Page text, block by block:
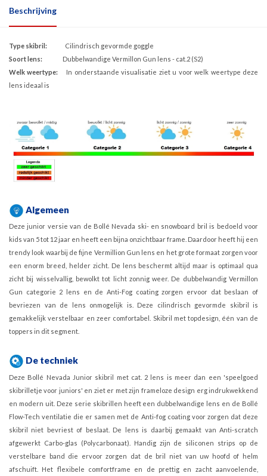
Beschrijving
Type skibril: Cilindrisch gevormde goggle
Soort lens: Dubbelwandige Vermillon Gun lens - cat.2 (S2)
Welk weertype: In onderstaande visualisatie ziet u voor welk weertype deze
lens ideaal is
Algemeen
Deze junior versie van de Bollé Nevada ski- en snowboard bril is bedoeld voor
kids van 5 tot 12 jaar en heeft een bijna onzichtbaar frame. Daardoor heeft hij een
trendy look waarbij de fijne Vermillion Gun lens en het grote formaat zorgen voor
een enorm breed, helder zicht. De lens beschermt altijd maar is optimaal qua
zicht bij wisselvallig, bewolkt tot licht zonnig weer. De dubbelwandig Vermillon
Gun categorie 2 lens en de Anti-Fog coating zorgen ervoor dat beslaan of
bevriezen van de lens onmogelijk is. Deze cilindrisch gevormde skibril is
gemakkelijk verstelbaar en zeer comfortabel. Skibril met topdesign, één van de
toppers in dit segment.
De techniek
Deze Bollé Nevada Junior skibril met cat. 2 lens is meer dan een 'speelgoed
skibrilletje voor juniors' en ziet er met zijn frameloze design erg indrukwekkend
en modern uit. Deze serie skibrillen heeft een dubbelwandige lens en de Bollé
Flow-Tech ventilatie die er samen met de Anti-fog coating voor zorgen dat deze
skibril niet bevriest of beslaat. De lens is daarbij gemaakt van Anti-scratch
afgewerkt Carbo-glas (Polycarbonaat). Handig zijn de siliconen strips op de
verstelbare band die ervoor zorgen dat de bril niet van uw hoofd of helm
afschuift. Het flexibele comfortframe en de prettig en zacht aanvoelende,